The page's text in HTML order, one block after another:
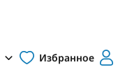
Избранное